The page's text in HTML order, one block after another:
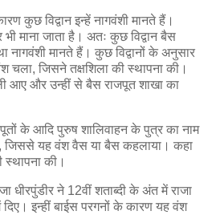
कुछ विद्वान इन्हें नागवंशी मानते हैं।
माना जाता है। अतः कुछ विद्वान बैस
नागवंशी मानते हैं। कुछ विद्वानों के अनुसार
चला, जिसने तक्षशिला की स्थापना की।
आए और उन्हीं से बैस राजपूत शाखा का
के आदि पुरुष शालिवाहन के पुत्र का नाम
जिससे यह वंश वैस या बैस कहलाया। कहा
स्थापना की।
धीरपुंडीर ने 12वीं शताब्दी के अंत में राजा
इन्हीं बाईस परगनों के कारण यह वंश